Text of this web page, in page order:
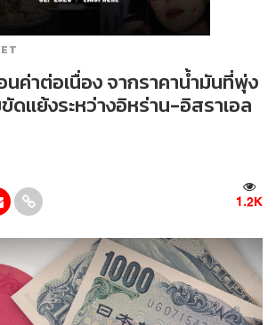
นค่าต่อเนื่อง จากราคาน้ำมันที่พุ่ง
ดแย้งระหว่างอิหร่าน-อิสราเอล
1.2K